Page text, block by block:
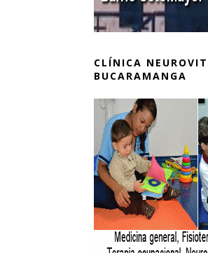
CLÍNICA
BUCARAMANGA